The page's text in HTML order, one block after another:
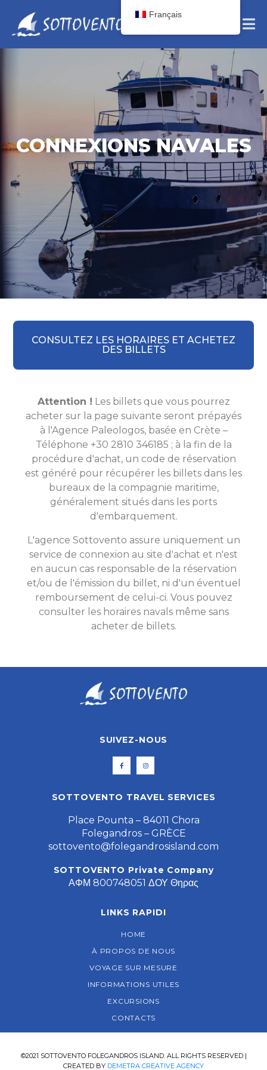
CONNEXIONS NAVALES
CONSULTEZ LES HORAIRES ET ACHETEZ
DES BILLETS
Attention ! Les billets que vous pourrez
acheter sur la page suivante seront prépayés
à l'Agence Paleologos, basée en Crète –
Téléphone +30 2810 346185 ; à la fin de la
procédure d'achat, un code de réservation
est généré pour récupérer les billets dans les
bureaux de la compagnie maritime,
généralement situés dans les ports
d'embarquement.
L'agence Sottovento assure uniquement un
service de connexion au site d'achat et n'est
en aucun cas responsable de la réservation
et/ou de l'émission du billet, ni d'un éventuel
remboursement de celui-ci. Vous pouvez
consulter les horaires navals même sans
acheter de billets.
SUIVEZ-NOUS
SOTTOVENTO TRAVEL SERVICES
Place Pounta – 84011 Chora
Folegandros – GRÈCE
sottovento@folegandrosisland.com
SOTTOVENTO Private Company
ΑΦΜ 800748051 ΔΟΥ Θηρας
LINKS RAPIDI
HOME
À PROPOS DE NOUS
VOYAGE SUR MESURE
INFORMATIONS UTILES
EXCURSIONS
CONTACTS
©2021 SOTTOVENTO FOLEGANDROS ISLAND. ALL RIGHTS RESERVED |
CREATED BY DEMETRA CREATIVE AGENCY
Français